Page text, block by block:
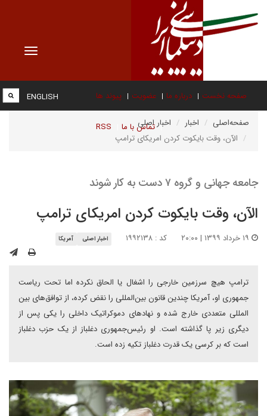
Toggle
صفحه نخست درباره ما عضویت پیوند ها
تماس با ما RSS
ENGLISH
صفحه‌اصلی اخبار
اخبار اصلی
الآن، وقت بایکوت کردن امریکای ترامپ
جامعه جهانی و گروه ۷ دست به کار شوند
الآن، وقت بایکوت کردن امریکای ترامپ
کد : ۱۹۹۲۱۳۸ اخبار اصلی آمریکا
ترامپ هیچ سرزمین خارجی را اشغال یا الحاق نکرده‌ اما تحت ریاست
جمهوری او، آمریکا چندین قانون بین‌المللی را نقض کرده، از توافق‌های بین
المللی متعددی خارج شده و نهادهای دموکراتیک داخلی را یکی پس از
دیگری زیر پا گذاشته است. او رئیس‌جمهوری دغلباز از یک حزب دغلباز
است که بر کرسی یک قدرت دغلباز تکیه زده است.